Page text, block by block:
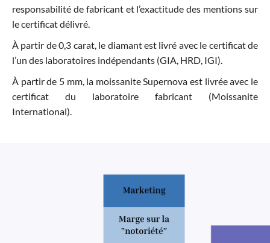
responsabilité de fabricant et l’exactitude des mentions sur
le certificat délivré.
À partir de 0,3 carat, le diamant est livré avec le certificat de
l’un des laboratoires indépendants (GIA, HRD, IGI).
À partir de 5 mm, la moissanite Supernova est livrée avec le
certificat du laboratoire fabricant (Moissanite
International).